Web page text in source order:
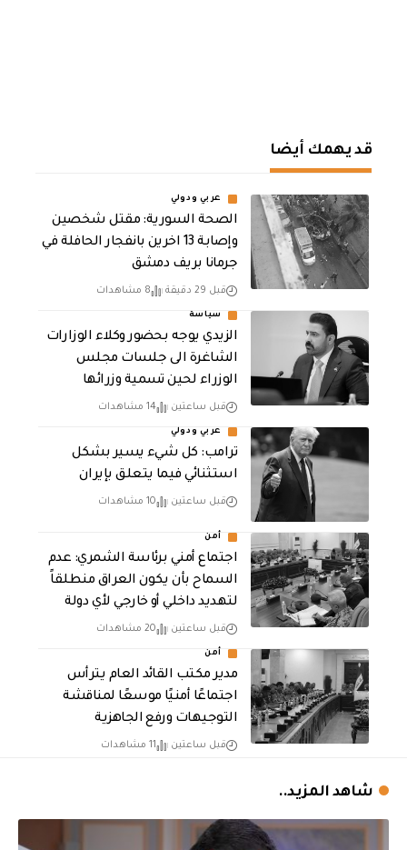
قد يهمك أيضا
عربي ودولي
الصحة السورية: مقتل شخصين
وإصابة 13 اخرين بانفجار الحافلة في
جرمانا بريف دمشق
قبل 29 دقيقة 8 مشاهدات
سياسة
الزيدي يوجه بحضور وكلاء الوزارات
الشاغرة الى جلسات مجلس
الوزراء لحين تسمية وزرائها
قبل ساعتين 14 مشاهدات
عربي ودولي
ترامب: كل شيء يسير بشكل
استثنائي فيما يتعلق بإيران
قبل ساعتين 10 مشاهدات
أمن
اجتماع أمني برئاسة الشمري: عدم
السماح بأن يكون العراق منطلقاً
لتهديد داخلي أو خارجي لأي دولة
قبل ساعتين 20 مشاهدات
أمن
مدير مكتب القائد العام يترأس
اجتماعًا أمنيًا موسعًا لمناقشة
التوجيهات ورفع الجاهزية
قبل ساعتين 11 مشاهدات
شاهد المزيد..